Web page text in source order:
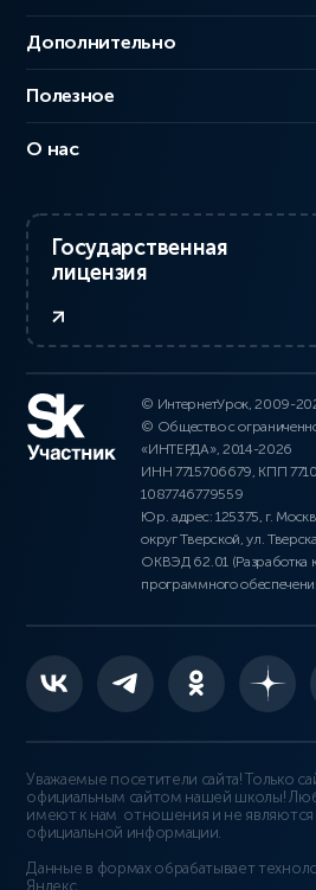
Дополнительно
Полезное
О нас
Государственная
лицензия
© ИнтернетУрок, 2009-
© Общество с
«ИНТЕРДА», 2014-2026
ИНН 7715706679, КПП
1087746779559
Юр. адрес: 125375, г.
округ Тверской, ул.
ОКВЭД 62.01 (Разработка
программного
Уважаемые посетители сайта! Только
официальным сайтом нашей школы!
имеют к нам отношения и не
официальной информации.
Данные в формах обрабатывает
Яндекс